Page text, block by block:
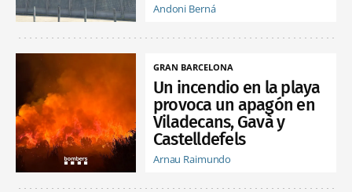
Andoni Berná
GRAN BARCELONA
Un incendio en la playa
provoca un apagón en
Viladecans, Gavà y
Castelldefels
Arnau Raimundo